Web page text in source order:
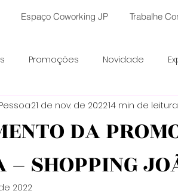
Espaço Coworking JP Trabalhe
Promoções Novidade
Rosa Natal Invasão de Ofertas
DA
– SHOPPING
21 de nov. de 202214 min de leitura
2022